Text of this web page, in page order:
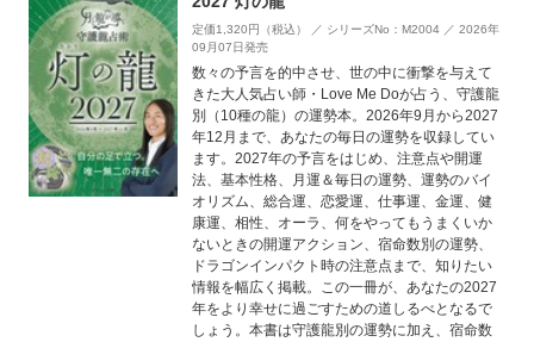
定価1,320円（税込） ／ シリーズNo：M2004 ／ 2026年
09月07日発売
数々の予言を的中させ、世の中に衝撃を与えて
きた大人気占い師・Love Me Doが占う、守護龍
別（10種の龍）の運勢本。2026年9月から2027
年12月まで、あなたの毎日の運勢を収録してい
ます。2027年の予言をはじめ、注意点や開運
法、基本性格、月運＆毎日の運勢、運勢のバイ
オリズム、総合運、恋愛運、仕事運、金運、健
康運、相性、オーラ、何をやってもうまくいか
ないときの開運アクション、宿命数別の運勢、
ドラゴンインパクト時の注意点まで、知りたい
情報を幅広く掲載。この一冊が、あなたの2027
年をより幸せに過ごすための道しるべとなるで
しょう。本書は守護龍別の運勢に加え、宿命数